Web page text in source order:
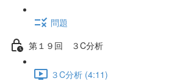
問題
第１９回 ３C分析
３C分析 (4:11)